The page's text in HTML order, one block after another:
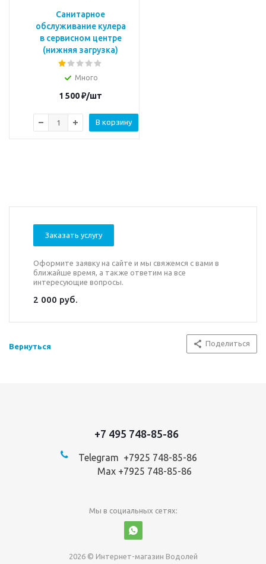
Санитарное
обслуживание кулера
в сервисном центре
(нижняя загрузка)
Много
1 500₽/шт
В корзину
Заказать услугу
Оформите заявку на сайте и мы свяжемся с вами в
ближайше время, а также ответим на все
интересующие вопросы.
2 000 руб.
Вернуться Поделиться
+7 495 748-85-86
Telegram +7925 748-85-86
Max +7925 748-85-86
Мы в социальных сетях:
2026 © Интернет-магазин Водолей